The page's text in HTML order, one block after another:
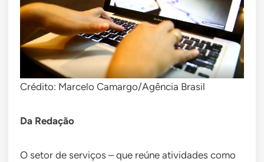
Crédito: Marcelo Camargo/Agência Brasil
Da Redação
O setor de serviços – que reúne atividades como